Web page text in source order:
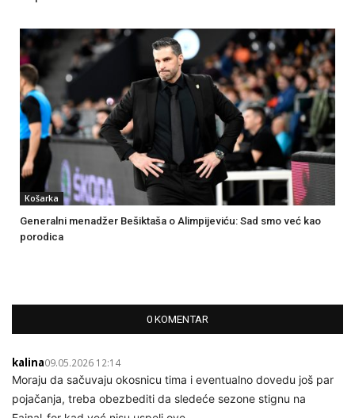
Košarka
Generalni menadžer Bešiktaša o Alimpijeviću: Sad smo već kao
porodica
0 KOMENTAR
kalina09.05.2026 12:14
Moraju da sačuvaju okosnicu tima i eventualno dovedu još par
pojačanja, treba obezbediti da sledeće sezone stignu na